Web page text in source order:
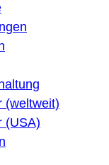
(weltweit)
(USA)